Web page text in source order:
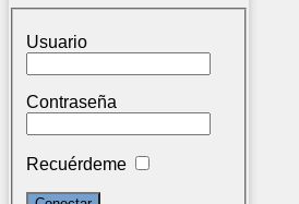
Usuario
Contraseña
Recuérdeme